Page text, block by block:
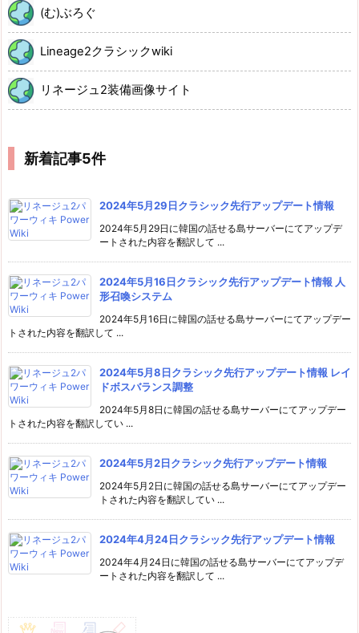
(む)ぶろぐ
Lineage2クラシックwiki
リネージュ2装備画像サイト
新着記事5件
2024年5月29日クラシック先行アップデート情報
2024年5月29日に韓国の話せる島サーバーにてアップデ
ートされた内容を翻訳して ...
2024年5月16日クラシック先行アップデート情報 人
形召喚システム
2024年5月16日に韓国の話せる島サーバーにてアップデー
トされた内容を翻訳して ...
2024年5月8日クラシック先行アップデート情報 レイ
ドボスバランス調整
2024年5月8日に韓国の話せる島サーバーにてアップデー
トされた内容を翻訳してい ...
2024年5月2日クラシック先行アップデート情報
2024年5月2日に韓国の話せる島サーバーにてアップデー
トされた内容を翻訳してい ...
2024年4月24日クラシック先行アップデート情報
2024年4月24日に韓国の話せる島サーバーにてアップデ
ートされた内容を翻訳して ...